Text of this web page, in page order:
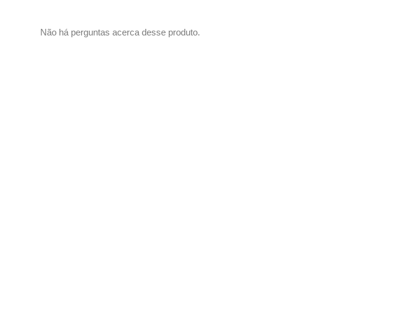
Não há perguntas acerca desse produto.